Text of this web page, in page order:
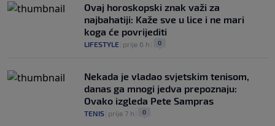
Ovaj horoskopski znak važi za
najbahatiji: Kaže sve u lice i ne mari
koga će povrijediti
LIFESTYLE prije 6 h 0
Nekada je vladao svjetskim tenisom,
danas ga mnogi jedva prepoznaju:
Ovako izgleda Pete Sampras
TENIS prije 7 h 0